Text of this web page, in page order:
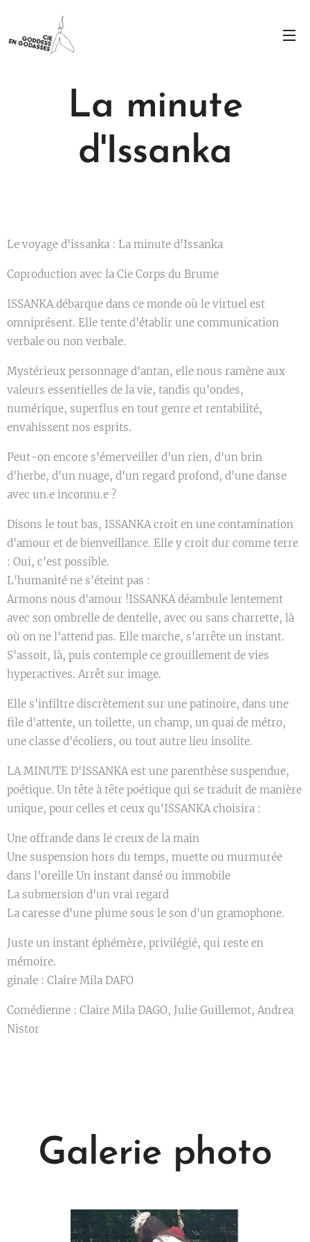
La minute
d'Issanka
Le voyage d'issanka : La minute d'Issanka
Coproduction avec la Cie Corps du Brume
ISSANKA débarque dans ce monde où le virtuel est
omniprésent. Elle tente d'établir une communication
verbale ou non verbale.
Mystérieux personnage d'antan, elle nous ramène aux
valeurs essentielles de la vie, tandis qu'ondes,
numérique, superflus en tout genre et rentabilité,
envahissent nos esprits.
Peut-on encore s'émerveiller d'un rien, d'un brin
d'herbe, d'un nuage, d'un regard profond, d'une danse
avec un.e inconnu.e ?
Disons le tout bas, ISSANKA croit en une contamination
d'amour et de bienveillance. Elle y croit dur comme terre
: Oui, c'est possible.
L'humanité ne s'éteint pas :
Armons nous d'amour !ISSANKA déambule lentement
avec son ombrelle de dentelle, avec ou sans charrette, là
où on ne l'attend pas. Elle marche, s'arrête un instant.
S'assoit, là, puis contemple ce grouillement de vies
hyperactives. Arrêt sur image.
Elle s'infiltre discrètement sur une patinoire, dans une
file d'attente, un toilette, un champ, un quai de métro,
une classe d'écoliers, ou tout autre lieu insolite.
LA MINUTE D'ISSANKA est une parenthèse suspendue,
poétique. Un tête à tête poétique qui se traduit de manière
unique, pour celles et ceux qu'ISSANKA choisira :
Une offrande dans le creux de la main
Une suspension hors du temps, muette ou murmurée
dans l'oreille Un instant dansé ou immobile
La submersion d'un vrai regard
La caresse d'une plume sous le son d'un gramophone.
Juste un instant éphémère, privilégié, qui reste en
mémoire.
ginale : Claire Mila DAFO
Comédienne : Claire Mila DAGO, Julie Guillemot, Andrea
Nistor
Galerie photo